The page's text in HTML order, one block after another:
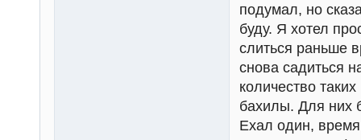
подумал, но
буду. Я хотел
слиться раньше
снова садиться
количество
бахилы. Для них
Ехал один,